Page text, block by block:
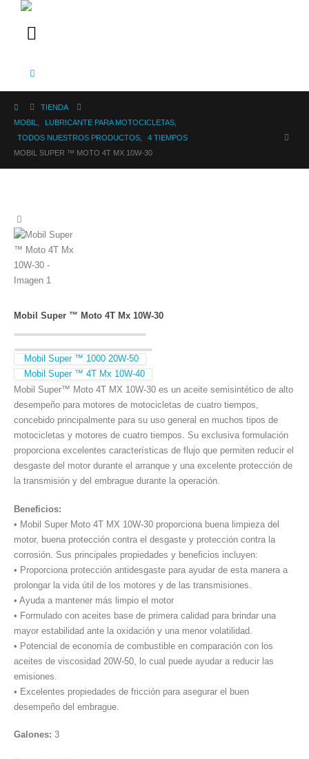
TIENDA
MOBIL
LUBRICANTE PARA MOTOCICLETAS
TODOS NUESTROS PRODUCTOS
4 TIEMPOS
MOBIL SUPER ™ MOTO 4T MX 10W-30
Mobil Super ™ Moto 4T Mx 10W-30
Mobil Super ™ 1000 20W-50
Mobil Super ™ 4T Mx 10W-40
Mobil Super™ Moto 4T MX 10W-30 es un aceite semisintético de alto
desempeño para motores de motocicletas de cuatro tiempos,
concebido principalmente para su uso general en muchos tipos de
motocicletas y motores de cuatro tiempos. Su exclusiva formulación
proporciona excelentes características de flujo que permiten reducir el
desgaste del motor durante el arranque y una excelente protección de
la transmisión y del embrague durante la operación.
Beneficios:
• Mobil Super Moto 4T MX 10W-30 proporciona buena limpieza del
motor, buena protección contra el desgaste y protección contra la
corrosión. Sus principales propiedades y beneficios incluyen:
• Proporciona protección antidesgaste para ayudar de esta manera a
prolongar la vida útil de los motores y de las transmisiones.
• Ayuda a mantener más limpio el motor
• Formulado con aceites base de primera calidad para brindar una
mayor estabilidad ante la oxidación y una menor volatilidad.
• Potencial de economía de combustible en comparación con los
aceites de viscosidad 20W-50, lo cual puede ayudar a reducir las
emisiones.
• Excelentes propiedades de fricción para asegurar el buen
desempeño del embrague.
Galones: 3